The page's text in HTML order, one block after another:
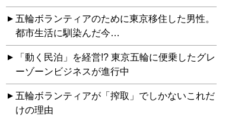
五輪ボランティアのために東京移住した男性。
都市生活に馴染んだ今…
「動く民泊」を経営!? 東京五輪に便乗したグレ
ーゾーンビジネスが進行中
五輪ボランティアが「搾取」でしかないこれだ
けの理由